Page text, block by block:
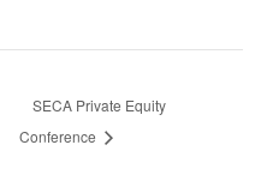
SECA Private Equity
Conference